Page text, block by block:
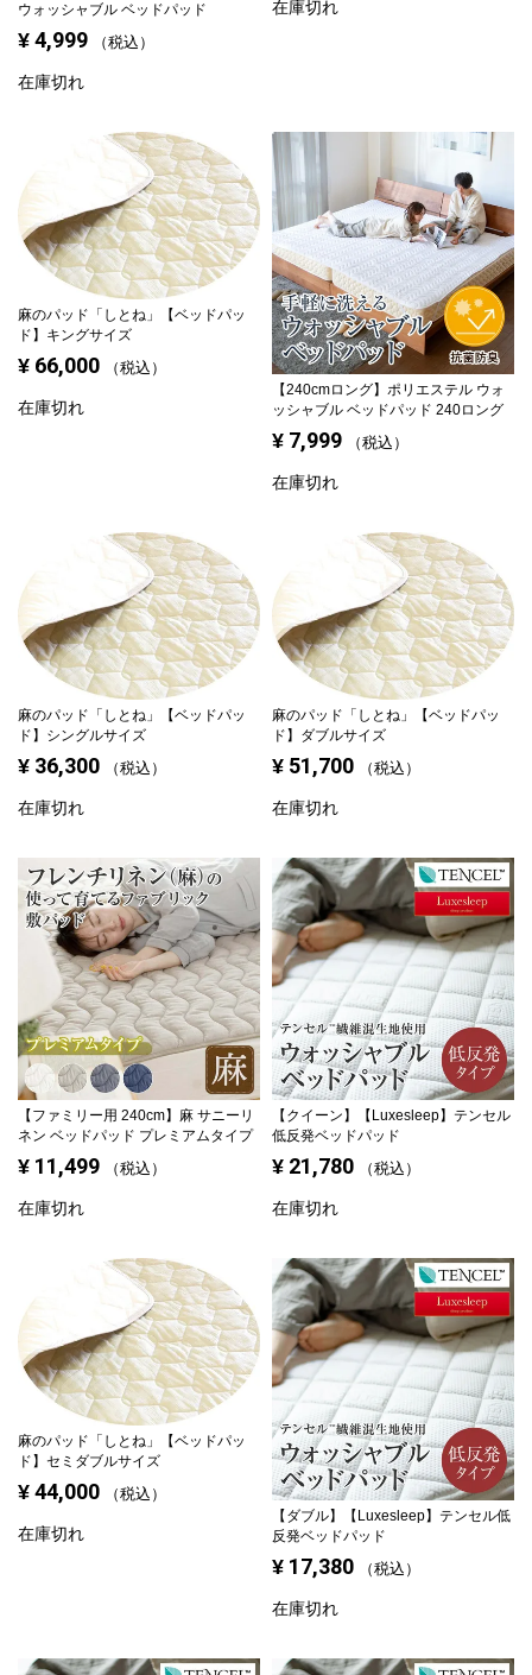
ウォッシャブル ベッドパッド
¥ 4,999 税込
在庫切れ
在庫切れ
麻のパッド「しとね」【ベッドパッ
ド】キングサイズ
¥ 66,000 税込
在庫切れ
【240cmロング】 ポリエステル ウォ
ッシャブル ベッドパッド 240ロング
¥ 7,999 税込
在庫切れ
麻のパッド「しとね」【ベッドパッ
ド】シングルサイズ
¥ 36,300 税込
在庫切れ
麻のパッド「しとね」【ベッドパッ
ド】ダブルサイズ
¥ 51,700 税込
在庫切れ
【ファミリー用 240cm】 麻 サニーリ
ネン ベッドパッド プレミアムタイプ
¥ 11,499 税込
在庫切れ
【クイーン】
【Luxesleep】テンセル
低反発ベッドパッド
¥ 21,780 税込
在庫切れ
麻のパッド「しとね」【ベッドパッ
ド】セミダブルサイズ
¥ 44,000 税込
在庫切れ
【ダブル】
【Luxesleep】テンセル低
反発ベッドパッド
¥ 17,380 税込
在庫切れ